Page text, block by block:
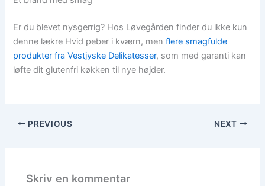
Er du blevet nysgerrig? Hos Løvegården finder du ikke kun
denne lækre Hvid peber i kværn, menflere smagfulde
produkter fra Vestjyske Delikatesser, som med garanti kan
løfte dit glutenfri køkken til nye højder.
PREVIOUS NEXT
Skriv en kommentar